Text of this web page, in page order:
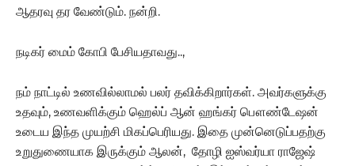
ஆதரவு தர வேண்டும். நன்றி.
நடிகர் மைம் கோபி பேசியதாவது..,
நம் நாட்டில் உணவில்லாமல் பலர் தவிக்கிறார்கள். அவர்களுக்கு
உதவும், உணவளிக்கும் ஹெல்ப் ஆன் ஹங்கர் பௌண்டேஷன்
உடைய இந்த முயற்சி மிகப்பெரியது. இதை முன்னெடுப்பதற்கு
உறுதுணையாக இருக்கும் ஆலன், தோழி ஐஸ்வர்யா ராஜேஷ்